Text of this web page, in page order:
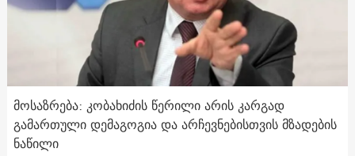
მოსაზრება: კობახიძის წერილი არის კარგად
გამართული დემაგოგია და არჩევნებისთვის მზადების
ნაწილი